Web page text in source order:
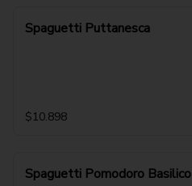
Spaguetti Puttanesca
$10.898
Spaguetti Pomodoro Basilico